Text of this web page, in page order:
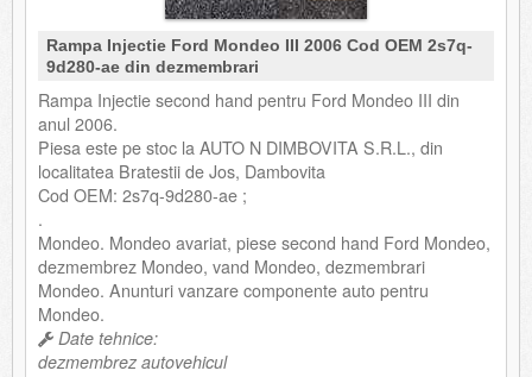
Rampa Injectie Ford Mondeo III 2006 Cod OEM 2s7q-
9d280-ae din dezmembrari
Rampa Injectie second hand pentru Ford Mondeo III din
anul 2006.
Piesa este pe stoc la AUTO N DIMBOVITA S.R.L., din
localitatea Bratestii de Jos, Dambovita
Cod OEM: 2s7q-9d280-ae ;
.
Mondeo. Mondeo avariat, piese second hand Ford Mondeo,
dezmembrez Mondeo, vand Mondeo, dezmembrari
Mondeo. Anunturi vanzare componente auto pentru
Mondeo.
Date tehnice:
dezmembrez autovehicul